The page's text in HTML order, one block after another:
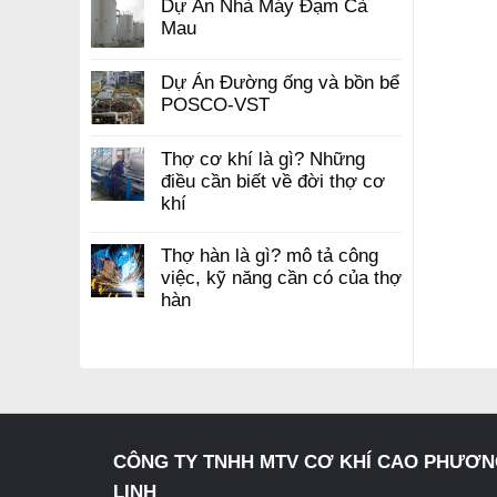
Dự Án Nhà Máy Đạm Cà
Mau
Dự Án Đường ống và bồn bể
POSCO-VST
Thợ cơ khí là gì? Những
điều cần biết về đời thợ cơ
khí
Thợ hàn là gì? mô tả công
việc, kỹ năng cần có của thợ
hàn
CÔNG TY TNHH MTV CƠ KHÍ CAO
LINH